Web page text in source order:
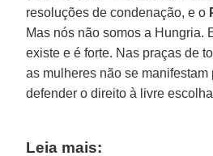
resoluções de condenação, e o
Mas nós não somos a Hungria.
existe e é forte. Nas praças de
as mulheres não se manifestam
defender o direito à livre
Leia mais: